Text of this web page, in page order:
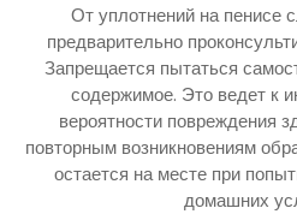
От уплотнений на пенисе
предварительно
Запрещается пытаться
содержимое. Это ведет к
вероятности повреждения
повторным возникновениям
остается на месте при
домашних